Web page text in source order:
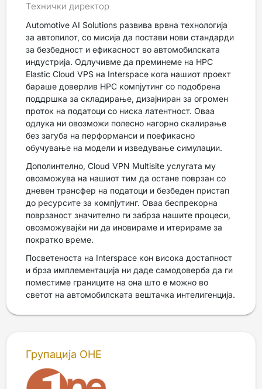
Технички директор
Automotive AI Solutions развива врвна технологија
за автопилот, со мисија да постави нови стандарди
за безбедност и ефикасност во автомобилската
индустрија. Одлучивме да преминеме на HPC
Elastic Cloud VPS на Interspace кога нашиот проект
бараше доверлив HPC компјутинг со подобрена
поддршка за складирање, дизајниран за огромен
проток на податоци со ниска латентност. Оваа
одлука ни овозможи полесно нагорно скалирање
без загуба на перформанси и поефикасно
обучување на модели и изведување симулации.
Дополинтелно, Cloud VPN Multisite услугата му
овозможува на нашиот тим да остане поврзан со
дневен трансфер на податоци и безбеден пристап
до ресурсите за компјутинг. Оваа беспрекорна
поврзаност значително ги забрза нашите процеси,
овозможувајќи ни да иновираме и итерираме за
пократко време.
Посветеноста на Interspace кон висока достапност
и брза имплементација ни даде самодоверба да ги
поместиме границите на она што е можно во
светот на автомобилската вештачка интелигенција.
Групација ОНЕ